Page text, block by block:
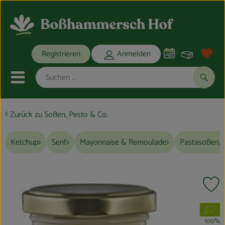
Registrieren Anmelden
Mobiles Menu öffnen oder
Bio-Kochkisten
ANGEBOTE
REGIONALES
Zurück zu Soßen, Pesto & Co.
Ketchup Senf Mayonnaise & Remoulade Pastasoßen,
, Verband:
100%